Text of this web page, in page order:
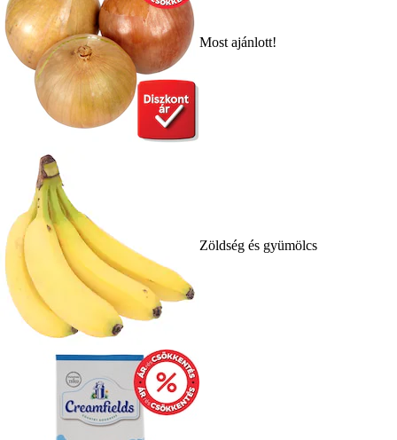
Most ajánlott!
Zöldség és gyümölcs